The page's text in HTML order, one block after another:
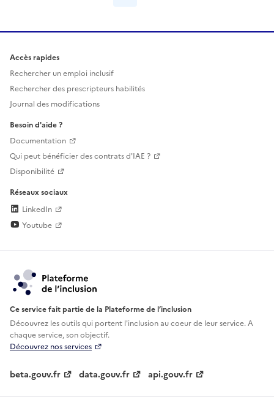
Accès rapides
Rechercher un emploi inclusif
Rechercher des prescripteurs habilités
Journal des modifications
Besoin d'aide ?
Documentation
Qui peut bénéficier des contrats d'IAE ?
Disponibilité
Réseaux sociaux
LinkedIn
Youtube
Ce service fait partie de la Plateforme de l’inclusion
Découvrez les outils qui portent l'inclusion aucoeur de leur service. A
chaque service, son objectif.
Découvrez nos services
beta.gouv.fr data.gouv.fr api.gouv.fr